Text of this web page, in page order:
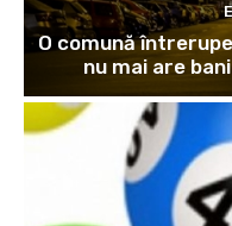
O comună
nu mai are